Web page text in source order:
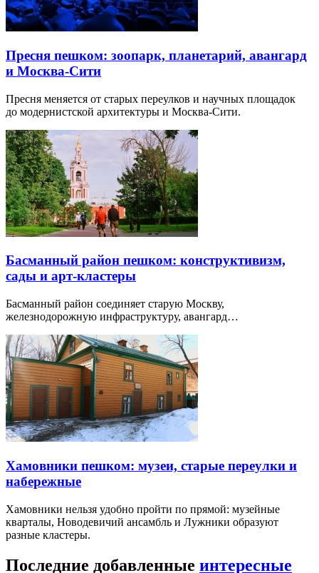
Пресня пешком: зоопарк, планетарий, авангард
и Москва-Сити
Пресня меняется от старых переулков и научных площадок
до модернистской архитектуры и Москва-Сити.
Басманный район пешком: конструктивизм,
сады и арт-кластеры
Басманный район соединяет старую Москву,
железнодорожную инфраструктуру, авангард…
Хамовники пешком: музеи, старые переулки и
набережные
Хамовники нельзя удобно пройти по прямой: музейные
кварталы, Новодевичий ансамбль и Лужники образуют
разные кластеры.
Последние добавленные интересные